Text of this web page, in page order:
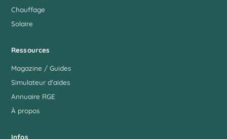
Chauffage
Solaire
Ressources
Magazine / Guides
Simulateur d'aides
Annuaire RGE
À propos
Infos